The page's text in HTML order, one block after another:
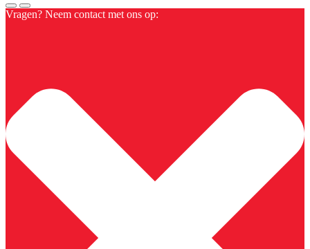
Vragen? Neem contact met ons op: